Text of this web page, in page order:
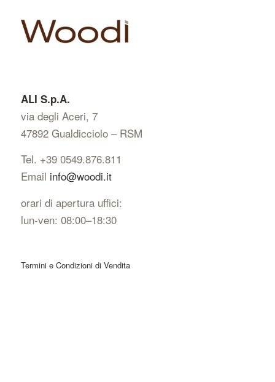
ALI S.p.A.
via degli Aceri, 7
47892 Gualdicciolo – RSM
Tel. +39 0549.876.811
Email info@woodi.it
orari di apertura uffici:
lun-ven: 08:00–18:30
Termini e Condizioni di Vendita